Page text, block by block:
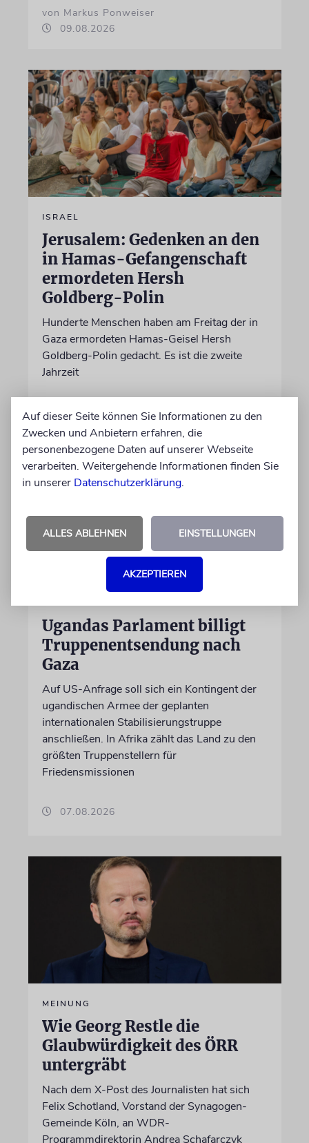
von Markus Ponweiser
09.08.2026
ISRAEL
Jerusalem: Gedenken an den
in Hamas-Gefangenschaft
ermordeten Hersh
Goldberg-Polin
Hunderte Menschen haben am Freitag der in
Gaza ermordeten Hamas-Geisel Hersh
Goldberg-Polin gedacht. Es ist die zweite
Jahrzeit
09.08.2026
Ugandas Parlament billigt
Truppenentsendung nach
Gaza
Auf US-Anfrage soll sich ein Kontingent der
ugandischen Armee der geplanten
internationalen Stabilisierungstruppe
anschließen. In Afrika zählt das Land zu den
größten Truppenstellern für
Friedensmissionen
07.08.2026
MEINUNG
Wie Georg Restle die
Glaubwürdigkeit des ÖRR
untergräbt
Nach dem X-Post des Journalisten hat sich
Felix Schotland, Vorstand der Synagogen-
Gemeinde Köln, an WDR-
Programmdirektorin Andrea Schafarczyk
Auf dieser Seite können Sie Informationen zu den
Zwecken und Anbietern erfahren, die
personenbezogene Daten auf unserer Webseite
verarbeiten. Weitergehende Informationen finden Sie
in unserer Datenschutzerklärung.
ALLES ABLEHNEN EINSTELLUNGEN
AKZEPTIEREN